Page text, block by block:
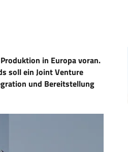
in Europa voran.
soll ein Joint Venture
und Bereitstellung